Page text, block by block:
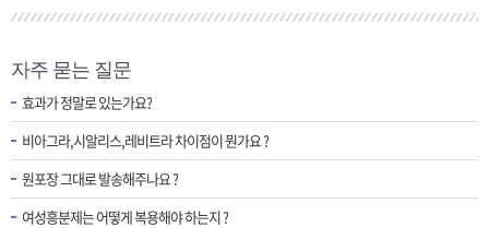
자주 묻는 질문
효과가 정말로 있는가요?
비아그라,시알리스,레비트라 차이점이 뭔가요 ?
원포장 그대로 발송해주나요 ?
여성흥분제는 어떻게 복용해야 하는지 ?